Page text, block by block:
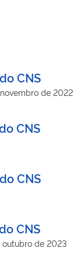
CNS
de 2022
CNS
CNS
CNS
outubro de 2023